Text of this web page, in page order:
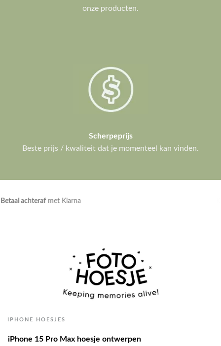
onze producten.
Scherpeprijs
Beste prijs / kwaliteit dat je momenteel kan vinden.
Klanten geven ons een
IPHONE HOESJES
iPhone 15 Pro Max hoesje ontwerpen